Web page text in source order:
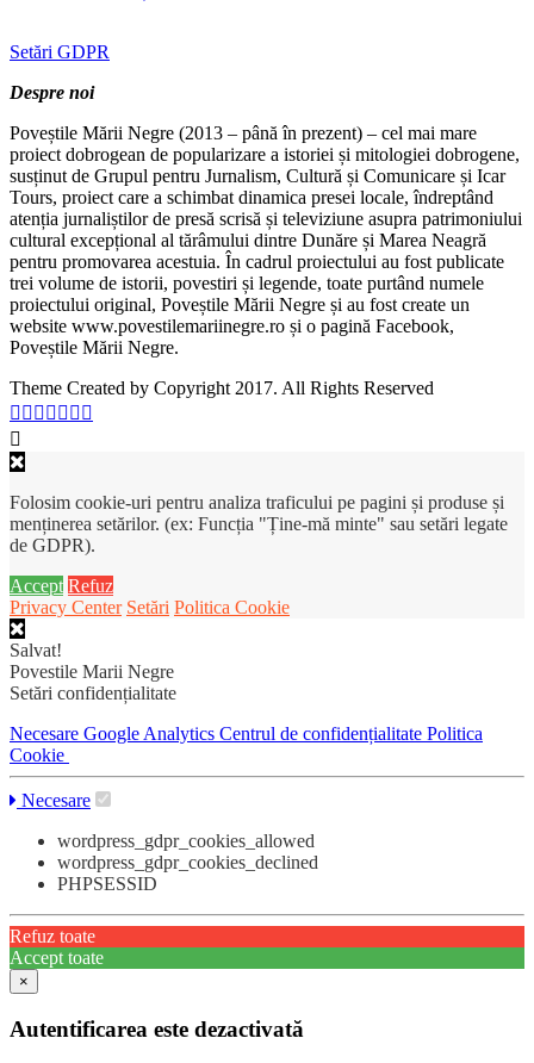
Setări GDPR
Despre noi
Poveștile Mării Negre (2013 – până în prezent) – cel mai mare
proiect dobrogean de popularizare a istoriei și mitologiei dobrogene,
susținut de Grupul pentru Jurnalism, Cultură și Comunicare și Icar
Tours, proiect care a schimbat dinamica presei locale, îndreptând
atenția jurnaliștilor de presă scrisă și televiziune asupra patrimoniului
cultural excepțional al tărâmului dintre Dunăre și Marea Neagră
pentru promovarea acestuia. În cadrul proiectului au fost publicate
trei volume de istorii, povestiri și legende, toate purtând numele
proiectului original, Poveștile Mării Negre și au fost create un
website www.povestilemariinegre.ro și o pagină Facebook,
Poveștile Mării Negre.
Theme Created by Copyright 2017. All Rights Reserved
Folosim cookie-uri pentru analiza traficului pe pagini și produse și
menținerea setărilor. (ex: Funcția "Ține-mă minte" sau setări legate
de GDPR).
Accept Refuz
Privacy Center Setări Politica Cookie
Salvat!
Povestile Marii Negre
Setări confidențialitate
Necesare Google Analytics Centrul de confidențialitate Politica
Cookie
Necesare
wordpress_gdpr_cookies_allowed
wordpress_gdpr_cookies_declined
PHPSESSID
Refuz toate
Accept toate
×
Autentificarea este dezactivată